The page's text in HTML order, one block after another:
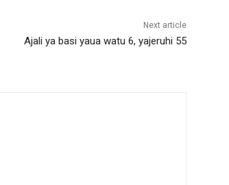
Next article
Ajali ya basi yaua watu 6, yajeruhi 55